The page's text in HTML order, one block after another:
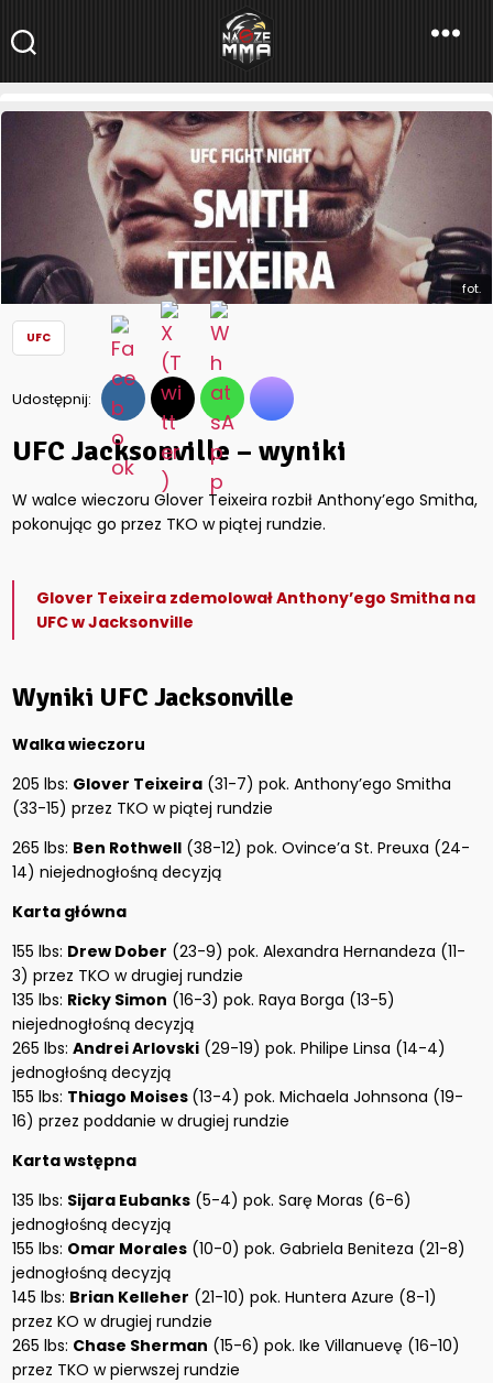
NaszeMMA
NaszeMMA.pl»Aktualności»Świat»UFC»UFC Jacksonville –
fot.
UFC
Udostępnij:
UFC Jacksonville – wyniki
W walce wieczoru Glover Teixeira rozbił Anthony’ego Smitha,
pokonując go przez TKO w piątej rundzie.
Glover Teixeira zdemolował Anthony’ego Smitha na
UFC w Jacksonville
Wyniki UFC Jacksonville
Walka wieczoru
205 lbs: Glover Teixeira (31-7) pok. Anthony’ego Smitha
(33-15) przez TKO w piątej rundzie
265 lbs: Ben Rothwell (38-12) pok. Ovince’a St. Preuxa (24-
14) niejednogłośną decyzją
Karta główna
155 lbs: Drew Dober (23-9) pok. Alexandra Hernandeza (11-
3) przez TKO w drugiej rundzie
135 lbs: Ricky Simon (16-3) pok. Raya Borga (13-5)
niejednogłośną decyzją
265 lbs:Andrei Arlovski (29-19) pok. Philipe Linsa (14-4)
jednogłośną decyzją
155 lbs: Thiago Moises (13-4) pok. Michaela Johnsona (19-
16) przez poddanie w drugiej rundzie
Karta wstępna
135 lbs: Sijara Eubanks (5-4) pok. Sarę Moras (6-6)
jednogłośną decyzją
155 lbs: Omar Morales (10-0) pok. Gabriela Beniteza (21-8)
jednogłośną decyzją
145 lbs: Brian Kelleher (21-10) pok. Huntera Azure (8-1)
przez KO w drugiej rundzie
265 lbs: Chase Sherman (15-6) pok. Ike Villanuevę (16-10)
przez TKO w pierwszej rundzie